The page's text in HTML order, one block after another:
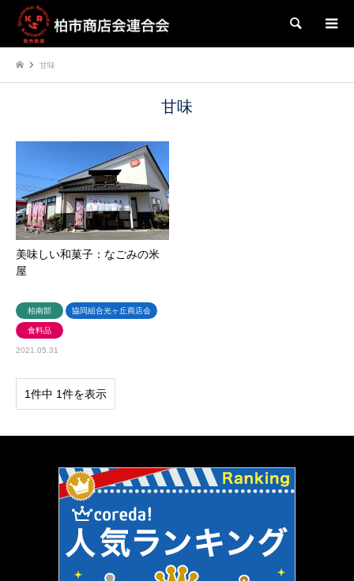
検索
甘味
甘味
美味しい和菓子：なごみの米
屋
柏南部 協同組合光ヶ丘商店会
食料品
2021.05.31
1件中 1件を表示